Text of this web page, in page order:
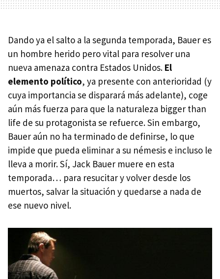
Dando ya el salto a la segunda temporada, Bauer es
un hombre herido pero vital para resolver una
nueva amenaza contra Estados Unidos. El
elemento político, ya presente con anterioridad (y
cuya importancia se disparará más adelante), coge
aún más fuerza para que la naturaleza bigger than
life de su protagonista se refuerce. Sin embargo,
Bauer aún no ha terminado de definirse, lo que
impide que pueda eliminar a su némesis e incluso le
lleva a morir. Sí, Jack Bauer muere en esta
temporada… para resucitar y volver desde los
muertos, salvar la situación y quedarse a nada de
ese nuevo nivel.